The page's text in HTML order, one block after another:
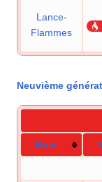
Lance-
Flammes
Neuvième
Nom